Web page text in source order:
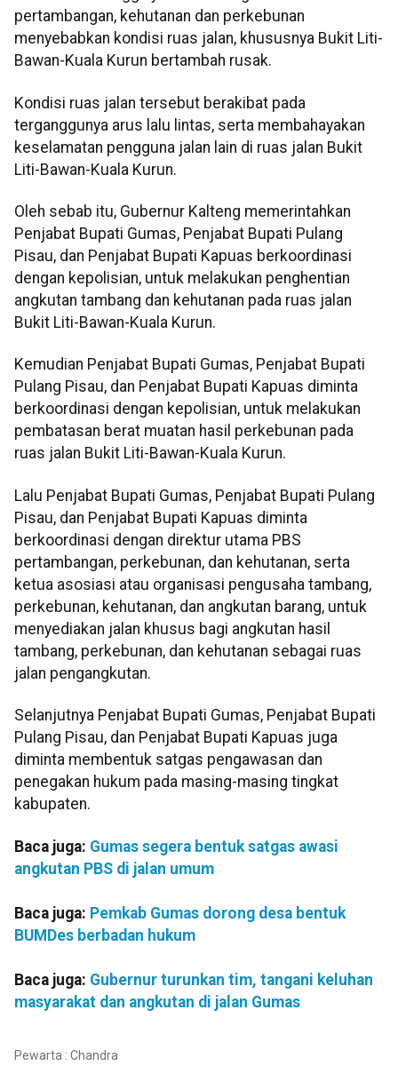
pertambangan, kehutanan dan perkebunan
menyebabkan kondisi ruas jalan, khususnya Bukit Liti-
Bawan-Kuala Kurun bertambah rusak.
Kondisi ruas jalan tersebut berakibat pada
terganggunya arus lalu lintas, serta membahayakan
keselamatan pengguna jalan lain di ruas jalan Bukit
Liti-Bawan-Kuala Kurun.
Oleh sebab itu, Gubernur Kalteng memerintahkan
Penjabat Bupati Gumas, Penjabat Bupati Pulang
Pisau, dan Penjabat Bupati Kapuas berkoordinasi
dengan kepolisian, untuk melakukan penghentian
angkutan tambang dan kehutanan pada ruas jalan
Bukit Liti-Bawan-Kuala Kurun.
Kemudian Penjabat Bupati Gumas, Penjabat Bupati
Pulang Pisau, dan Penjabat Bupati Kapuas diminta
berkoordinasi dengan kepolisian, untuk melakukan
pembatasan berat muatan hasil perkebunan pada
ruas jalan Bukit Liti-Bawan-Kuala Kurun.
Lalu Penjabat Bupati Gumas, Penjabat Bupati Pulang
Pisau, dan Penjabat Bupati Kapuas diminta
berkoordinasi dengan direktur utama PBS
pertambangan, perkebunan, dan kehutanan, serta
ketua asosiasi atau organisasi pengusaha tambang,
perkebunan, kehutanan, dan angkutan barang, untuk
menyediakan jalan khusus bagi angkutan hasil
tambang, perkebunan, dan kehutanan sebagai ruas
jalan pengangkutan.
Selanjutnya Penjabat Bupati Gumas, Penjabat Bupati
Pulang Pisau, dan Penjabat Bupati Kapuas juga
diminta membentuk satgas pengawasan dan
penegakan hukum pada masing-masing tingkat
kabupaten.
Baca juga: Gumas segera bentuk satgas awasi
angkutan PBS di jalan umum
Baca juga: Pemkab Gumas dorong desa bentuk
BUMDes berbadan hukum
Baca juga: Gubernur turunkan tim, tangani keluhan
masyarakat dan angkutan di jalan Gumas
Pewarta : Chandra